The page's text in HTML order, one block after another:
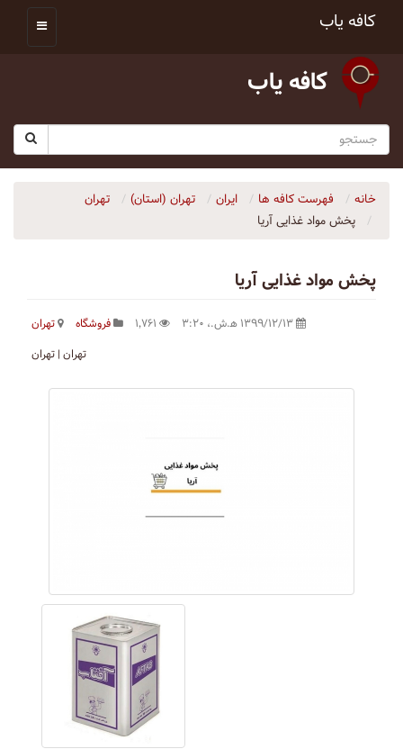
کافه یاب
کافه یاب
خانه فهرست کافه ها ایران تهران (استان)
تهران
پخش مواد غذایی آریا
پخش مواد غذایی آریا
فروشگاه
تهران
تهران | تهران